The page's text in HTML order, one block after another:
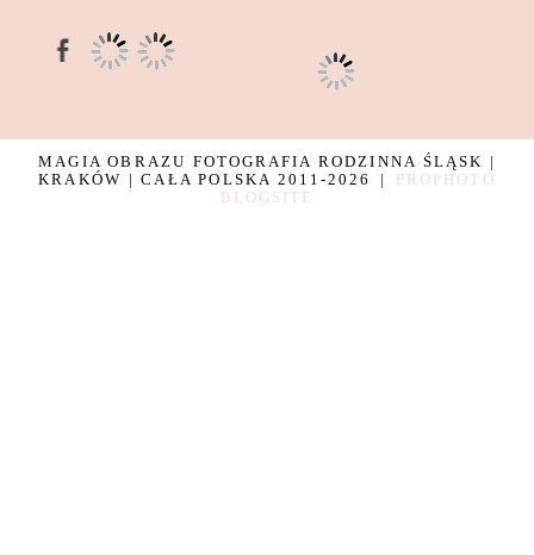
MAGIA OBRAZU FOTOGRAFIA RODZINNA ŚLĄSK |
KRAKÓW | CAŁA POLSKA 2011-2026
|
PROPHOTO
BLOGSITE